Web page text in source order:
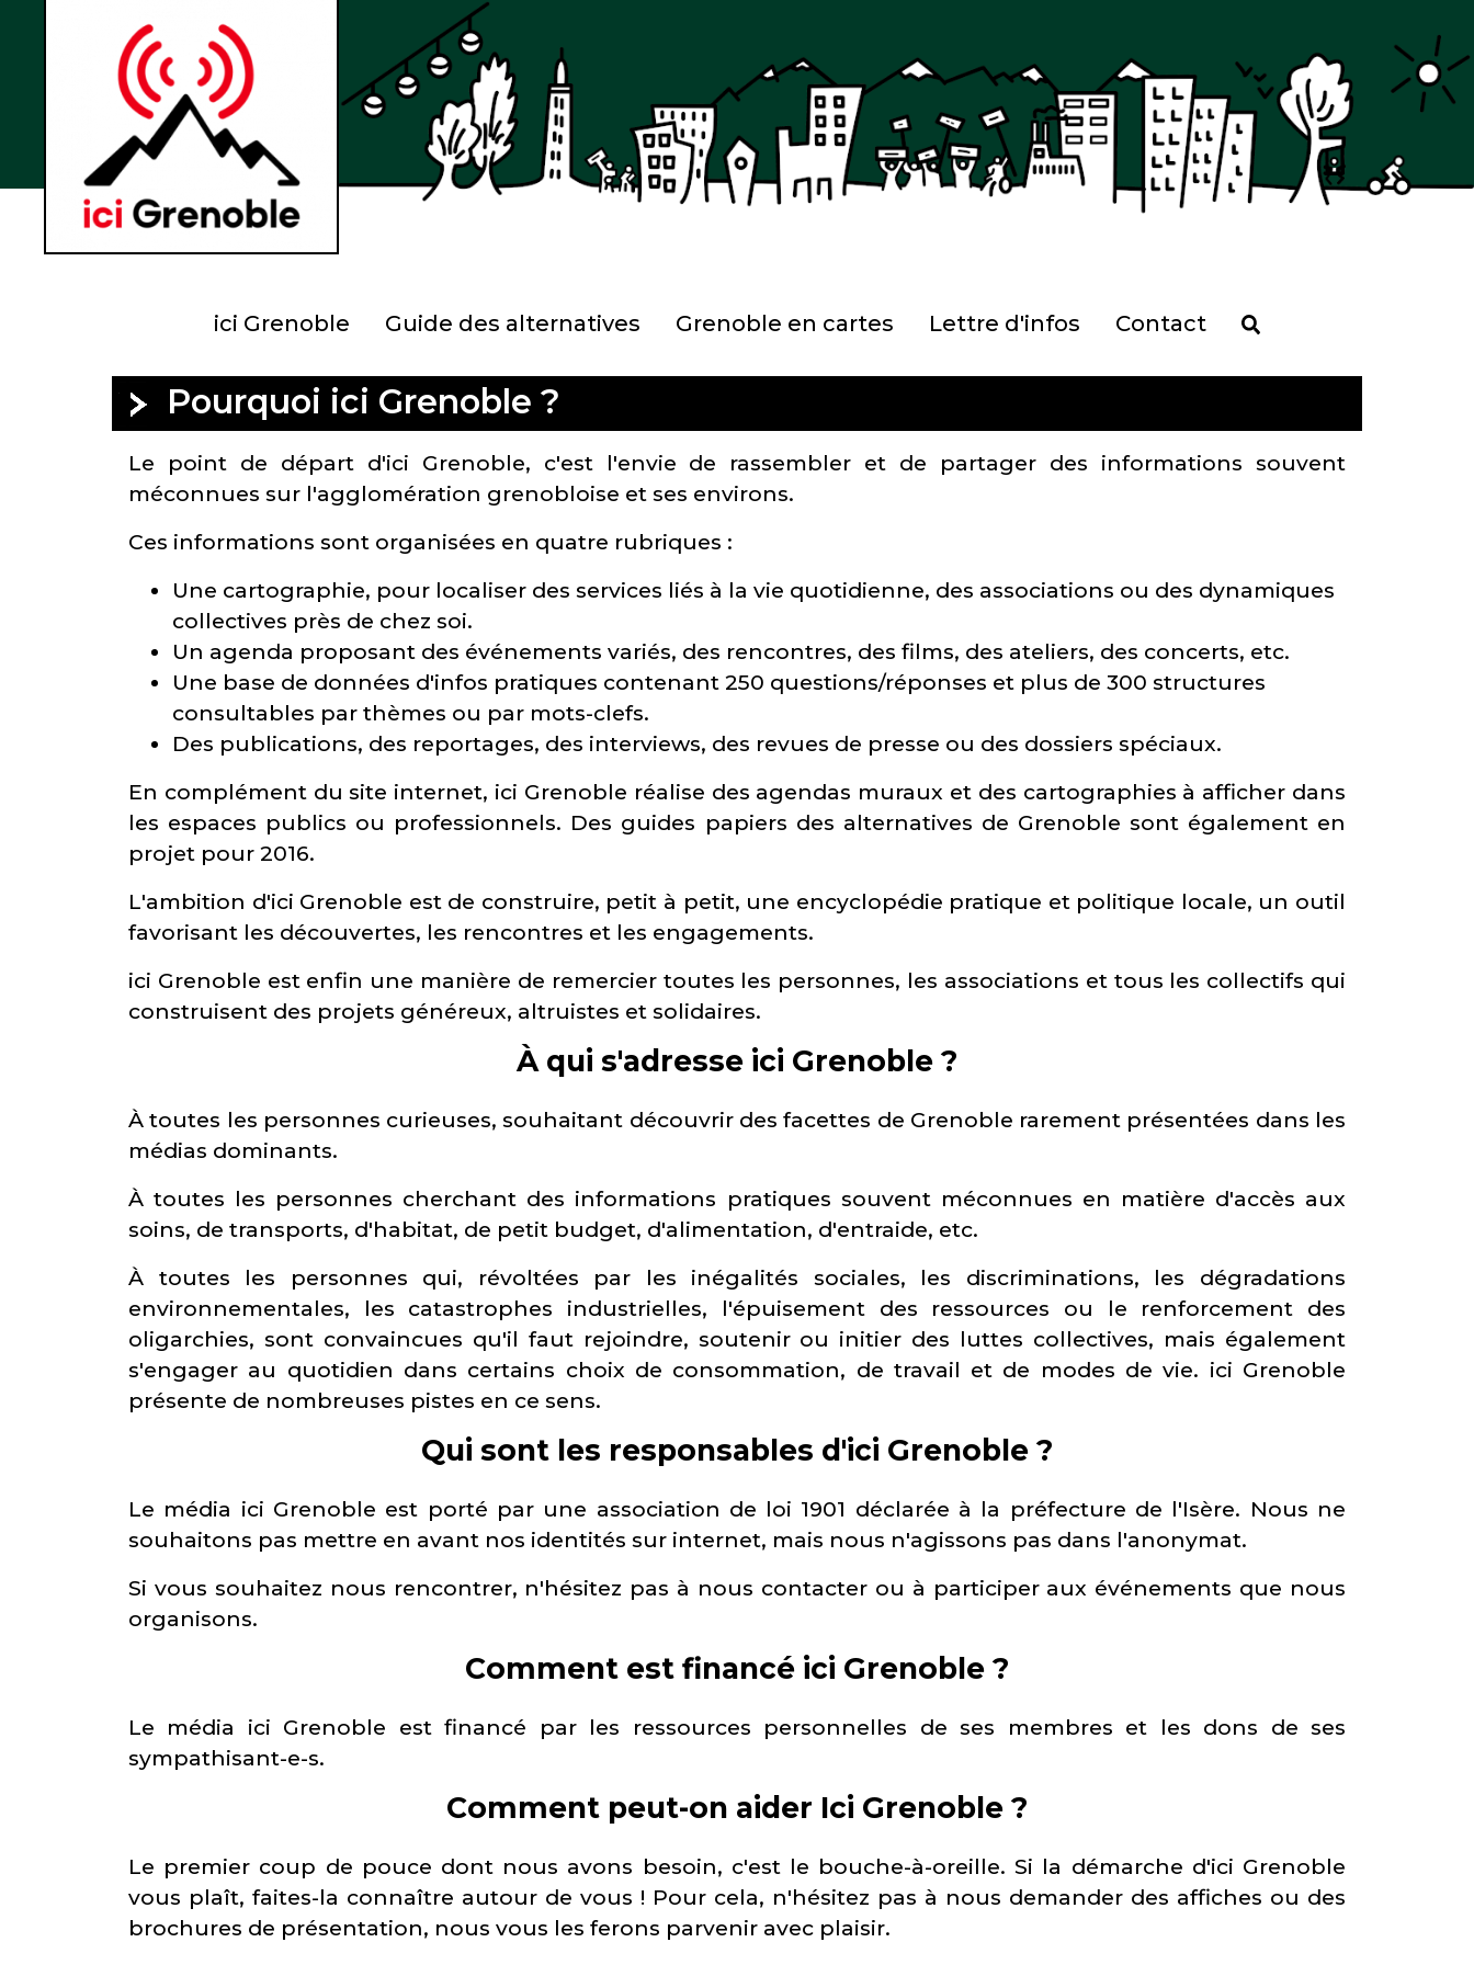
ici Grenoble Guide des alternatives Grenoble en cartes Lettre d'infos Contact
Pourquoi ici Grenoble ?
Le point de départ d'ici Grenoble, c'est l'envie de rassembler et de partager des informations souvent
méconnues sur l'agglomération grenobloise et ses environs.
Ces informations sont organisées en quatre rubriques :
Une cartographie, pour localiser des services liés à la vie quotidienne, des associations ou des dynamiques
collectives près de chez soi.
Un agenda proposant des événements variés, des rencontres, des films, des ateliers, des concerts, etc.
Une base de données d'infos pratiques contenant 250 questions/réponses et plus de 300 structures
consultables par thèmes ou par mots-clefs.
Des publications, des reportages, des interviews, des revues de presse ou des dossiers spéciaux.
En complément du site internet, ici Grenoble réalise des agendas muraux et des cartographies à afficher dans
les espaces publics ou professionnels. Des guides papiers des alternatives de Grenoble sont également en
projet pour 2016.
L'ambition d'ici Grenoble est de construire, petit à petit, une encyclopédie pratique et politique locale, un outil
favorisant les découvertes, les rencontres et les engagements.
ici Grenoble est enfin une manière de remercier toutes les personnes, les associations et tous les collectifs qui
construisent des projets généreux, altruistes et solidaires.
À qui s'adresse ici Grenoble ?
À toutes les personnes curieuses, souhaitant découvrir des facettes de Grenoble rarement présentées dans les
médias dominants.
À toutes les personnes cherchant des informations pratiques souvent méconnues en matière d'accès aux
soins, de transports, d'habitat, de petit budget, d'alimentation, d'entraide, etc.
À toutes les personnes qui, révoltées par les inégalités sociales, les discriminations, les dégradations
environnementales, les catastrophes industrielles, l'épuisement des ressources ou le renforcement des
oligarchies, sont convaincues qu'il faut rejoindre, soutenir ou initier des luttes collectives, mais également
s'engager au quotidien dans certains choix de consommation, de travail et de modes de vie. ici Grenoble
présente de nombreuses pistes en ce sens.
Qui sont les responsables d'ici Grenoble ?
Le média ici Grenoble est porté par une association de loi 1901 déclarée à la préfecture de l'Isère. Nous ne
souhaitons pas mettre en avant nos identités sur internet, mais nous n'agissons pas dans l'anonymat.
Si vous souhaitez nous rencontrer, n'hésitez pas à nous contacter ou à participer aux événements que nous
organisons.
Comment est financé ici Grenoble ?
Le média ici Grenoble est financé par les ressources personnelles de ses membres et les dons de ses
sympathisant-e-s.
Comment peut-on aider Ici Grenoble ?
Le premier coup de pouce dont nous avons besoin, c'est le bouche-à-oreille. Si la démarche d'ici Grenoble
vous plaît, faites-la connaître autour de vous ! Pour cela, n'hésitez pas à nous demander des affiches ou des
brochures de présentation, nous vous les ferons parvenir avec plaisir.